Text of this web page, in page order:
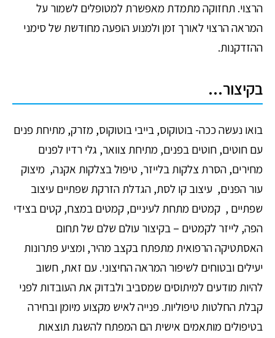
הרצוי. תחזוקה מתמדת מאפשרת למטופלים לשמור על
המראה הרצוי לאורך זמן ולמנוע הופעה מחודשת של סימני
ההזדקנות.
בקיצור…
בואו נעשה ככה- בוטוקוס, בייבי בוטוקוס, מזרק, מתיחת פנים
עם חוטים, חוטים בפנים, מתיחת צוואר, גלי רדיו לפנים
מחירים, הסרת צלקות בלייזר, טיפול בצלקות אקנה, מיצוק
עור הפנים, עיצוב קו לסת, הגדלת הזרקת שפתיים עיצוב
שפתיים , קמטים מתחת לעיניים, קמטים במצח, קטים בצידי
הפה, לייזר לקמטים – בקיצור עולם שלם שלתחום
האסתטיקה הרפואית מתפתח בקצב מהיר, ומציע פתרונות
יעילים ובטוחים לשיפור המראה החיצוני. עם זאת, חשוב
להיות מודעים למיתוסים שמסביב ולבדוק את העובדות לפני
קבלת החלטות טיפוליות. פנייה לאיש מקצוע מיומן ובחירה
בטיפולים מותאמים אישית הם המפתח להשגת תוצאות